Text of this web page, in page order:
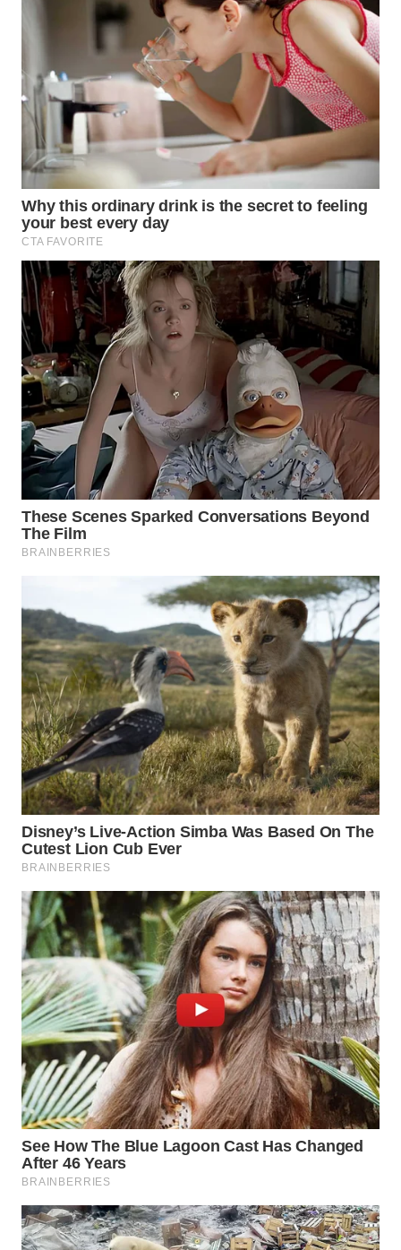
WN
SURABAYA
WN
NATUNA
WN
WN
MANDALIKA
WN
LIKUPANG
WN
LABUANBAJO
WN
BORNEO
WAHANA
NEWS
WAHANA
TANI
WAHANA
ADVOKAT
WAHANA
INFRASTRUKTUR
WAHANA
KONSUMEN
WAHANA
LISTRIK
WAHANA
TRAVEL
WAHANA
TV
WAHANANEWS
ID
WAHANANEWS